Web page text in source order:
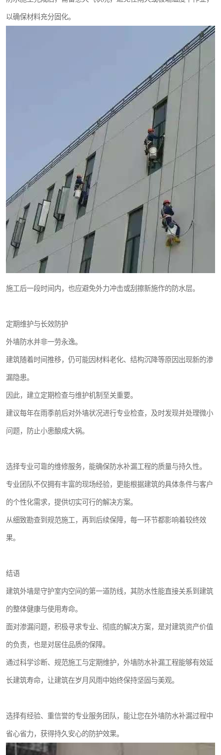
以确保材料充分固化。
施工后一段时间内，也应避免外力冲击或刮擦新施作的防水层。
定期维护与长效防护
外墙防水并非一劳永逸。
建筑随着时间推移，仍可能因材料老化、结构沉降等原因出现新的渗
漏隐患。
因此，建立定期检查与维护机制至关重要。
建议每年在雨季前后对外墙状况进行专业检查，及时发现并处理微小
问题，防止小患酿成大祸。
选择专业可靠的维修服务，能确保防水补漏工程的质量与持久性。
专业团队不仅拥有丰富的现场经验，更能根据建筑的具体条件与客户
的个性化需求，提供切实可行的解决方案。
从细致勘查到规范施工，再到后续保障，每一环节都影响着较终效
果。
结语
建筑外墙是守护室内空间的第一道防线，其防水性能直接关系到建筑
的整体健康与使用寿命。
面对渗漏问题，积极寻求专业、彻底的解决方案，是对建筑资产价值
的负责，也是对居住品质的保障。
通过科学诊断、规范施工与定期维护，外墙防水补漏工程能够有效延
长建筑寿命，让建筑在岁月风雨中始终保持坚固与美观。
选择有经验、重信誉的专业服务团队，能让您在外墙防水补漏过程中
省心省力，获得持久安心的防护效果。